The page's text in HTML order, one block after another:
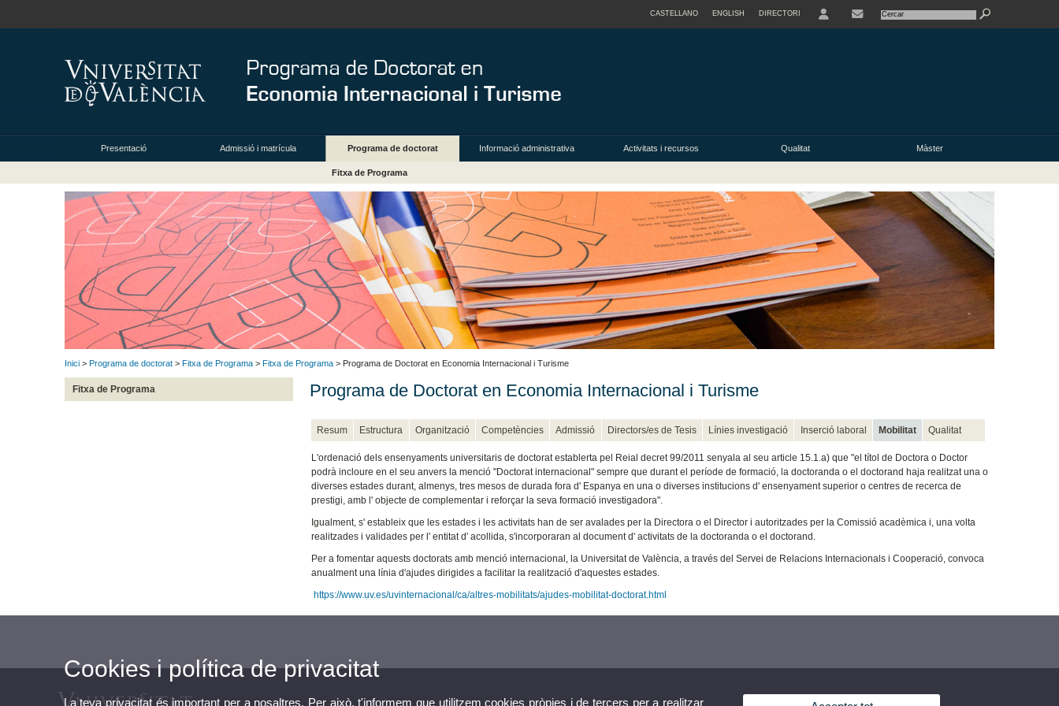
CASTELLANO ENGLISH DIRECTORI
Presentació Admissió i matrícula Programa de doctorat Informació administrativa Activitats i recursos Qualitat Màster
Fitxa de Programa
Inici > Programa de doctorat > Fitxa de Programa > Fitxa de Programa > Programa de Doctorat en Economia Internacional i Turisme
Fitxa de Programa Programa de Doctorat en Economia Internacional i Turisme
Resum Estructura Organització Competències Admissió Directors/es de Tesis Línies investigació Inserció laboral Mobilitat Qualitat
L'ordenació dels ensenyaments universitaris de doctorat establerta pel Reial decret 99/2011 senyala al seu article 15.1.a) que "el títol de Doctora o Doctor
podrà incloure en el seu anvers la menció "Doctorat internacional" sempre que durant el període de formació, la doctoranda o el doctorand haja realitzat una o
diverses estades durant, almenys, tres mesos de durada fora d' Espanya en una o diverses institucions d' ensenyament superior o centres de recerca de
prestigi, amb l' objecte de complementar i reforçar la seva formació investigadora".
Igualment, s' estableix que les estades i les activitats han de ser avalades per la Directora o el Director i autoritzades per la Comissió acadèmica i, una volta
realitzades i validades per l' entitat d' acollida, s'incorporaran al document d' activitats de la doctoranda o el doctorand.
Per a fomentar aquests doctorats amb menció internacional, la Universitat de València, a través del Servei de Relacions Internacionals i Cooperació, convoca
anualment una línia d'ajudes dirigides a facilitar la realització d'aquestes estades.
https://www.uv.es/uvinternacional/ca/altres-mobilitats/ajudes-mobilitat-doctorat.html
Cookies i política de privacitat
La teva privacitat és important per a nosaltres. Per això, t'informem que utilitzem cookies pròpies i de tercers per a realitzar